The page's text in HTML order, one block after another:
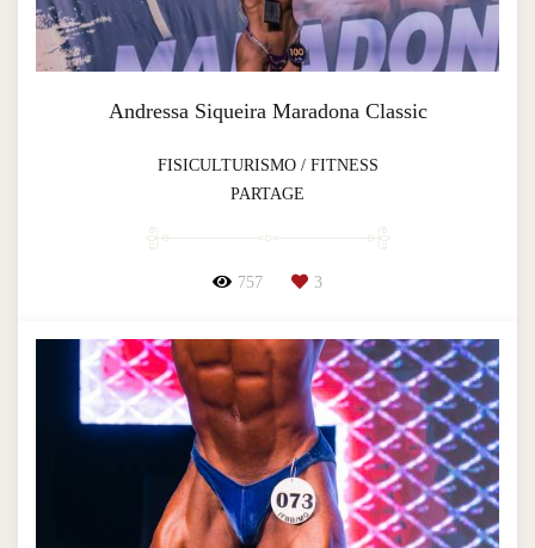
Andressa Siqueira Maradona Classic
FISICULTURISMO / FITNESS
PARTAGE
757 3